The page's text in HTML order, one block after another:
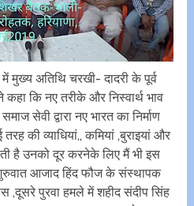
अतिथि चरखी- दादरी के पूर्व
कि नए तरीके और निस्वार्थ भाव
सेवी द्वारा नए भारत का निर्माण
की व्याधियां,, कमियां ,बुराइयां और
है उनको दूर करने‌के लिए मैं भी इस
आजाद हिंद फौज के संस्थापक
,दूसरे पुरवा हमले में शहीद संदीप सिंह